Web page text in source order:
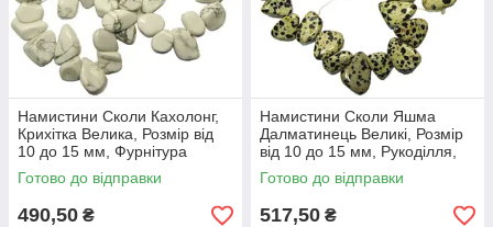
Намистини Сколи Кахолонг,
Крихітка Велика, Розмір від
10 до 15 мм, Фурнітура
Біжутерія, Прикраси
Готово до відправки
490,50 ₴
Намистини Сколи Яшма
Далматинець Великі, Розмір
від 10 до 15 мм, Рукоділля,
Фурнітура для Біжутерії
Готово до відправки
517,50 ₴